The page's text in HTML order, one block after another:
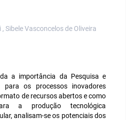
Sibele Vasconcelos de Oliveira
a importância da Pesquisa e
para os processos inovadores
de recursos abertos e como
a produção tecnológica
analisam-se os potenciais dos